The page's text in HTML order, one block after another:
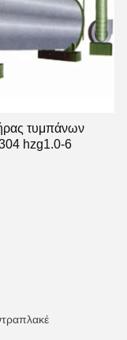
τυμπάνων
hzg1.0-6